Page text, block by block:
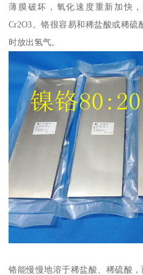
薄膜破坏，氧化速度重新加快
Cr2O3。铬很容易和稀盐酸或稀
时放出氢气。
铬能慢慢地溶于稀盐酸、稀硫酸